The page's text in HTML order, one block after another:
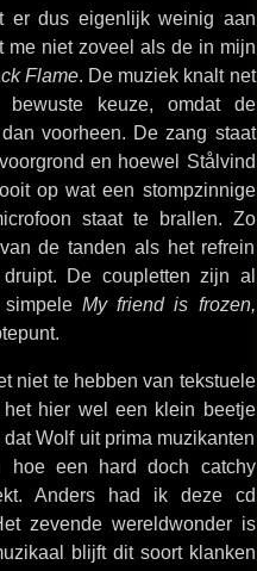
er dus eigenlijk weinig aan
me niet zoveel als de in mijn
Flame. De muziek knalt net
keuze, omdat de
voorheen. De zang staat
en hoewel Stålvind
op wat een stompzinnige
staat te brallen. Zo
de tanden als het refrein
De coupletten zijn al
My friend is frozen,
niet te hebben van tekstuele
hier wel een klein beetje
Wolf uit prima muzikanten
hoe een hard doch catchy
Anders had ik deze cd
zevende wereldwonder is
blijft dit soort klanken